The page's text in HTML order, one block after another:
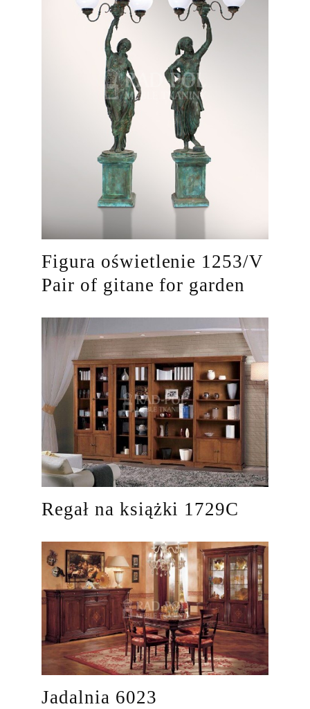
Figura oświetlenie 1253/V
Pair of gitane for garden
Regał na książki 1729C
Jadalnia 6023